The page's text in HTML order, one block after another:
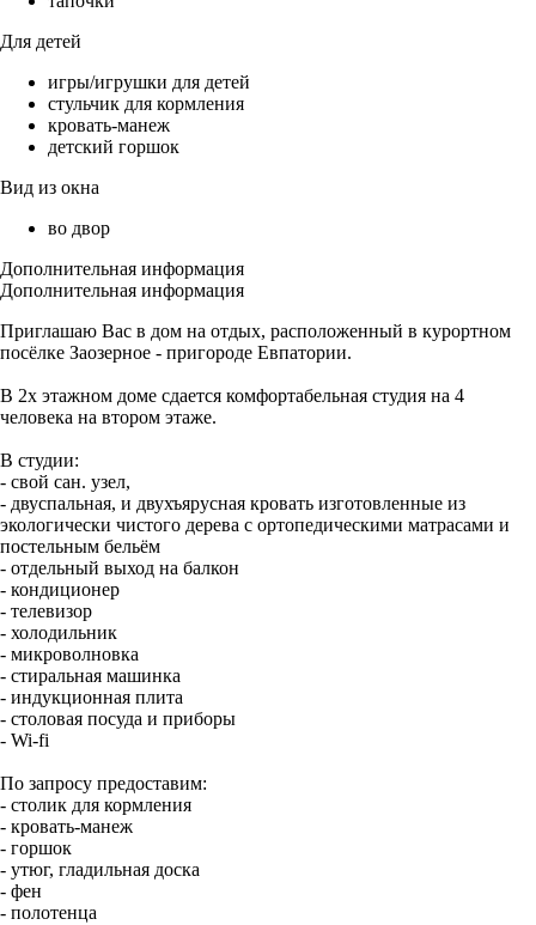
Для детей
игры/игрушки для детей
стульчик для кормления
кровать-манеж
детский горшок
Вид из окна
во двор
Дополнительная информация
Дополнительная информация
Приглашаю Вас в дом на отдых, расположенный в курортном
посёлке Заозерное - пригороде Евпатории.
В 2х этажном доме сдается комфортабельная студия на 4
человека на втором этаже.
В студии:
- свой сан. узел,
- двуспальная, и двухъярусная кровать изготовленные из
экологически чистого дерева с ортопедическими матрасами и
постельным бельём
- отдельный выход на балкон
- кондиционер
- телевизор
- холодильник
- микроволновка
- стиральная машинка
- индукционная плита
- столовая посуда и приборы
- Wi-fi
По запросу предоставим:
- столик для кормления
- кровать-манеж
- горшок
- утюг, гладильная доска
- фен
- полотенца